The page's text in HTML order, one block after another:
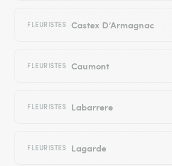
FLEURISTES Castex D’Armagnac
FLEURISTES Caumont
FLEURISTES Labarrere
FLEURISTES Lagarde